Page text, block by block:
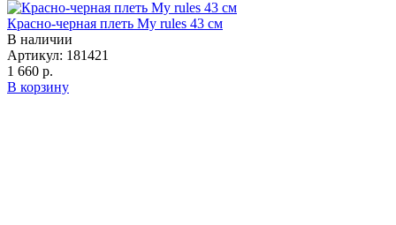
Красно-черная плеть My rules 43 см
В наличии
Артикул: 181421
1 660 р.
В корзину